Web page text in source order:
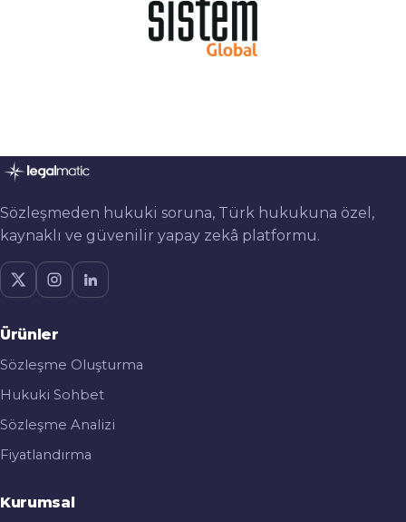
Sözleşmeden hukuki soruna, Türk hukukuna özel,
kaynaklı ve güvenilir yapay zekâ platformu.
Ürünler
Sözleşme Oluşturma
Hukuki Sohbet
Sözleşme Analizi
Fiyatlandırma
Kurumsal